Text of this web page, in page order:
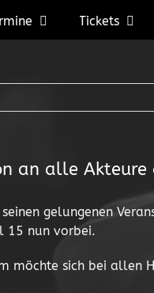
Tickets
an alle Akteure
gelungenen
15 nun vorbei.
möchte sich bei